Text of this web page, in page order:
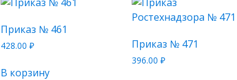
Приказ № 461
428.00₽
В корзину
Приказ № 471
396.00 ₽